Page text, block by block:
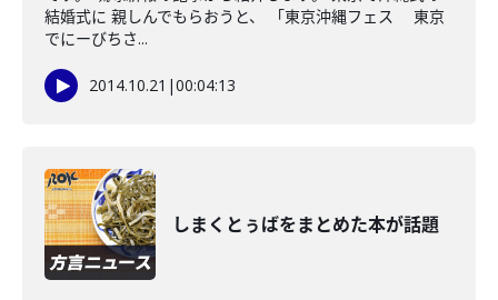
結婚式に 親しんでもらおうと、 「東京沖縄フェス 東京
でにーびちさ...
2014.10.21 |00:04:13
しまくとぅばをまとめた本が話題